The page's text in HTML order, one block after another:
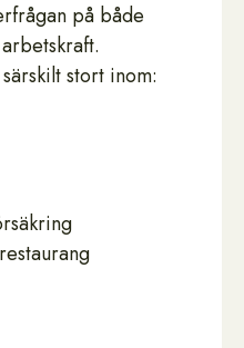
på både
stort inom: